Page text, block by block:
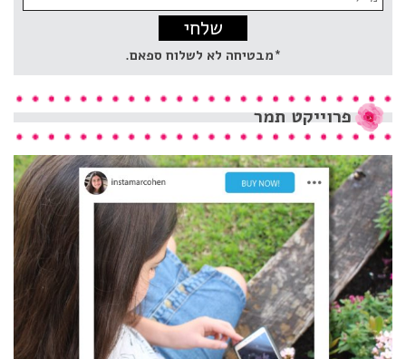
address:
*מבטיחה לא לשלוח ספאם.
פרוייקט תמר